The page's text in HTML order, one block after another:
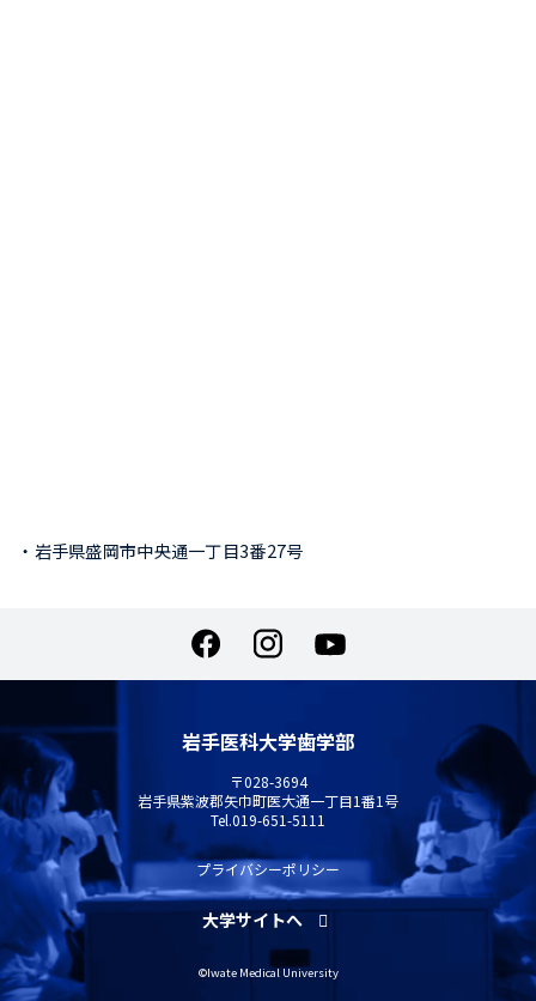
・岩手県盛岡市中央通一丁目3番27号
岩手医科大学歯学部
〒028-3694
岩手県紫波郡矢巾町医大通一丁目1番1号
Tel.019-651-5111
プライバシーポリシー
大学サイトへ
©Iwate Medical University